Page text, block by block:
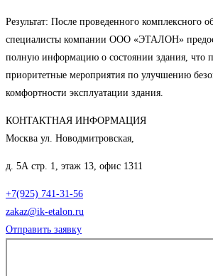
Результат: После проведенного комплексного
специалисты компании ООО «ЭТАЛОН»
полную информацию о состоянии здания, что
приоритетные мероприятия по улучшению
комфортности эксплуатации здания.
КОНТАКТНАЯ ИНФОРМАЦИЯ
Москва ул. Новодмитровская,
д. 5А стр. 1, этаж 13, офис 1311
+7(925) 741-31-56
zakaz@ik-etalon.ru
Отправить заявку